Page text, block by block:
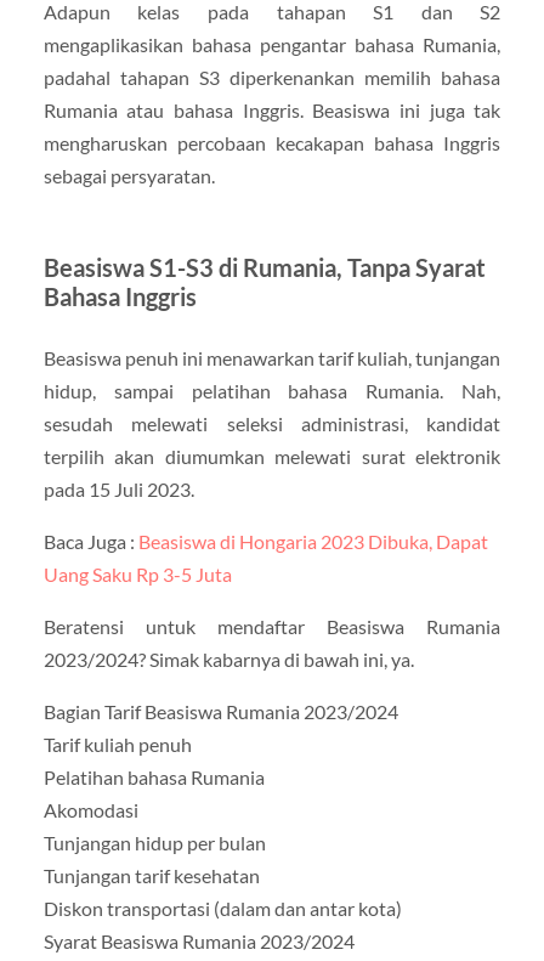
Adapun kelas pada tahapan S1 dan S2
mengaplikasikan bahasa pengantar bahasa Rumania,
padahal tahapan S3 diperkenankan memilih bahasa
Rumania atau bahasa Inggris. Beasiswa ini juga tak
mengharuskan percobaan kecakapan bahasa Inggris
sebagai persyaratan.
Beasiswa S1-S3 di Rumania, Tanpa Syarat
Bahasa Inggris
Beasiswa penuh ini menawarkan tarif kuliah, tunjangan
hidup, sampai pelatihan bahasa Rumania. Nah,
sesudah melewati seleksi administrasi, kandidat
terpilih akan diumumkan melewati surat elektronik
pada 15 Juli 2023.
Baca Juga : Beasiswa di Hongaria 2023 Dibuka, Dapat
Uang Saku Rp 3-5 Juta
Beratensi untuk mendaftar Beasiswa Rumania
2023/2024? Simak kabarnya di bawah ini, ya.
Bagian Tarif Beasiswa Rumania 2023/2024
Tarif kuliah penuh
Pelatihan bahasa Rumania
Akomodasi
Tunjangan hidup per bulan
Tunjangan tarif kesehatan
Diskon transportasi (dalam dan antar kota)
Syarat Beasiswa Rumania 2023/2024